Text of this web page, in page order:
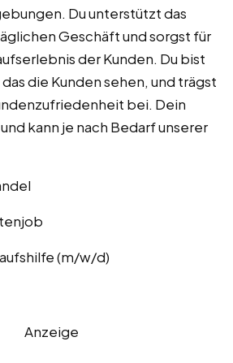
Du unterstützt das
Geschäft und sorgst für
der Kunden. Du bist
die Kunden sehen, und trägst
bei. Dein
kann je nach Bedarf unserer
(m/w/d)
Anzeige